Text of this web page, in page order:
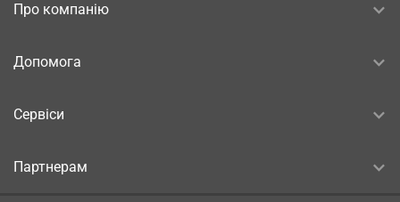
Про компанію
Допомога
Сервіси
Партнерам